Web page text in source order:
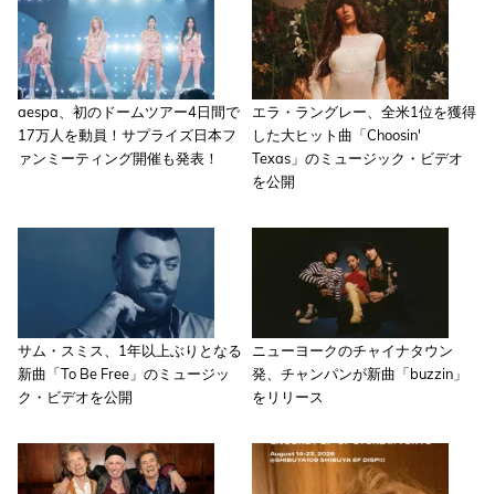
aespa、初のドームツアー4日間で
17万人を動員！サプライズ日本フ
ァンミーティング開催も発表！
エラ・ラングレー、全米1位を獲得
した大ヒット曲「Choosin'
Texas」のミュージック・ビデオ
を公開
サム・スミス、1年以上ぶりとなる
新曲「To Be Free」のミュージッ
ク・ビデオを公開
ニューヨークのチャイナタウン
発、チャンパンが新曲「buzzin」
をリリース